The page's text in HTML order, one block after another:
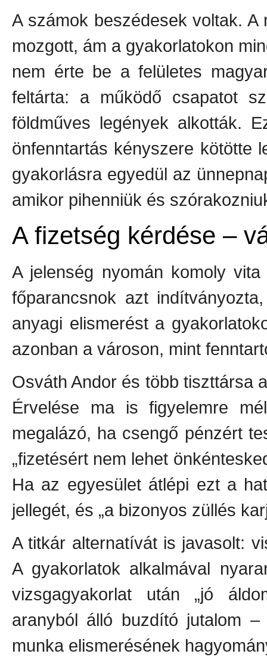
A számok beszédesek voltak.
mozgott, ám a gyakorlatokon
nem érte be a felületes
feltárta: a működő csapatot
földműves legények alkották.
önfenntartás kényszere kötötte
gyakorlásra egyedül az
amikor pihenniük és
A fizetség kérdése –
A jelenség nyomán komoly
főparancsnok azt
anyagi elismerést a
azonban a városon, mint
Osváth Andor és több tiszttársa
Érvelése ma is figyelemre
megalázó, ha csengő pénzért
„fizetésért nem lehet
Ha az egyesület átlépi ezt a
jellegét, és „a bizonyos züllés
A titkár alternatívát is javasolt:
A gyakorlatok alkalmával
vizsgagyakorlat után „jó
aranyból álló buzdító jutalom
munka elismerésének